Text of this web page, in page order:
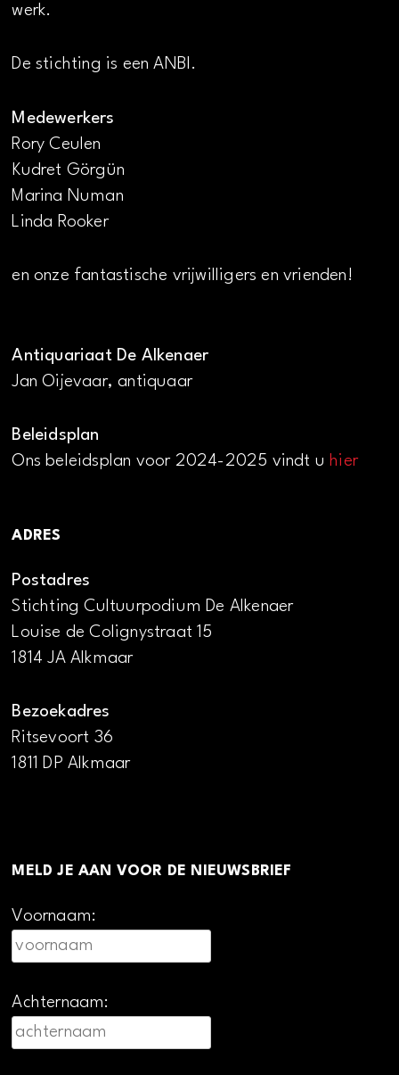
werk.
De stichting is een ANBI.
Medewerkers
Rory Ceulen
Kudret Görgün
Marina Numan
Linda Rooker
en onze fantastische vrijwilligers en vrienden!
Antiquariaat De Alkenaer
Jan Oijevaar, antiquaar
Beleidsplan
Ons beleidsplan voor 2024-2025 vindt uhier
ADRES
Postadres
Stichting Cultuurpodium De Alkenaer
Louise de Colignystraat 15
1814 JA Alkmaar
Bezoekadres
Ritsevoort 36
1811 DP Alkmaar
MELD JE AAN VOOR DE NIEUWSBRIEF
Voornaam:
Achternaam: